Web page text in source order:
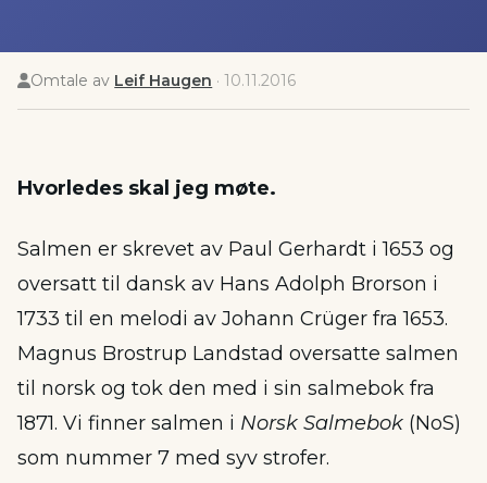
Omtale av Leif Haugen ·10.11.2016
Hvorledes skal jeg møte.
Salmen er skrevet av Paul Gerhardt i 1653 og
oversatt til dansk av Hans Adolph Brorson i
1733 til en melodi av Johann Crüger fra 1653.
Magnus Brostrup Landstad oversatte salmen
til norsk og tok den med i sin salmebok fra
1871. Vi finner salmen i Norsk Salmebok (NoS)
som nummer 7 med syv strofer.